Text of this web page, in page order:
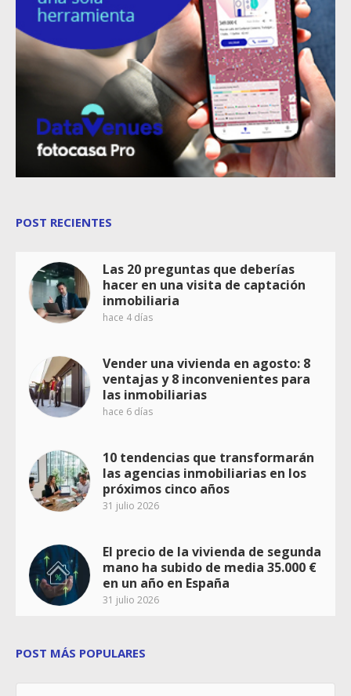
POST RECIENTES
Las 20 preguntas que deberías
hacer en una visita de captación
inmobiliaria
hace 4 días
Vender una vivienda en agosto: 8
ventajas y 8 inconvenientes para
las inmobiliarias
hace 6 días
10 tendencias que transformarán
las agencias inmobiliarias en los
próximos cinco años
31 julio 2026
El precio de la vivienda de segunda
mano ha subido de media 35.000 €
en un año en España
31 julio 2026
POST MÁS POPULARES